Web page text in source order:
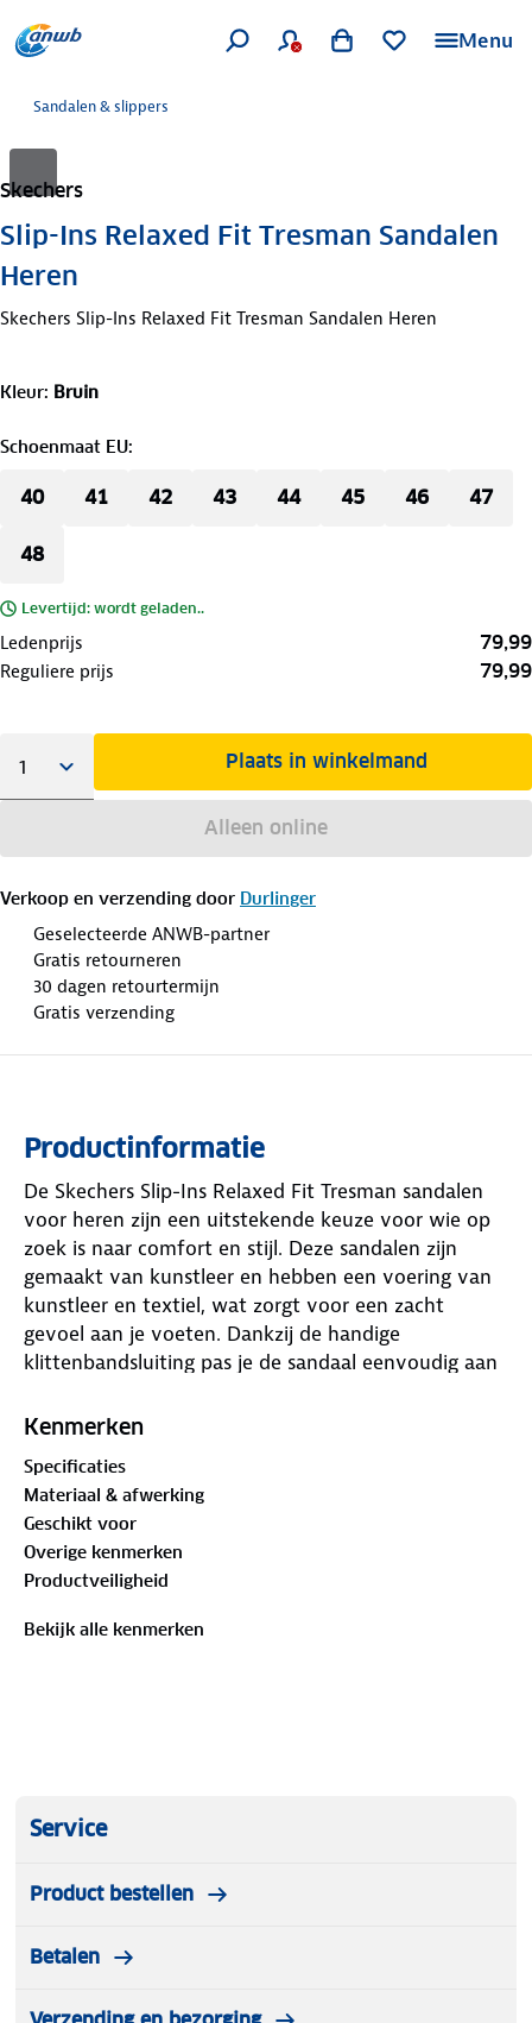
Menu
Sandalen & slippers
Skechers
Slip-Ins Relaxed Fit Tresman Sandalen
Heren
Skechers Slip-Ins Relaxed Fit Tresman Sandalen Heren
Kleur: Bruin
Schoenmaat EU:
40 41 42 43 44 45 46 47
48
Levertijd: wordt geladen..
Ledenprijs 79,99
Reguliere prijs 79,99
Plaats in winkelmand
Alleen online
Verkoop en verzending door Durlinger
Geselecteerde ANWB-partner
Gratis retourneren
30 dagen retourtermijn
Gratis verzending
Productinformatie
De Skechers Slip-Ins Relaxed Fit Tresman sandalen
voor heren zijn een uitstekende keuze voor wie op
zoek is naar comfort en stijl. Deze sandalen zijn
gemaakt van kunstleer en hebben een voering van
kunstleer en textiel, wat zorgt voor een zacht
gevoel aan je voeten. Dankzij de handige
klittenbandsluiting pas je de sandaal eenvoudig aan
maakt instappen extra gemakkelijk en de
drukverdeling, waardoor je de sandalen comfortabel
draagt, ook tijdens langere wandelingen. De normale
wijdte maakt deze sandaal geschikt voor de meeste
voeten. Een fijne sandaal voor een dagje uit of een
ontspannen wandeling.
Kenmerken
Specificaties
Materiaal & afwerking
Geschikt voor
Overige kenmerken
Productveiligheid
Bekijk alle kenmerken
Service
Product bestellen
Betalen